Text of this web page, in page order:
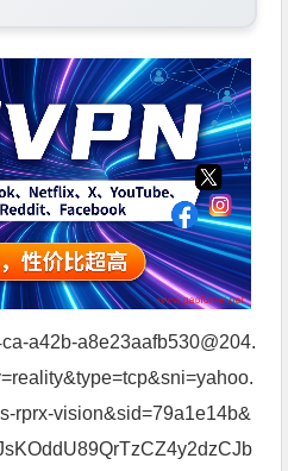
a42b-a8e23aafb530@204.
rprx-vision&sid=79a1e14b&